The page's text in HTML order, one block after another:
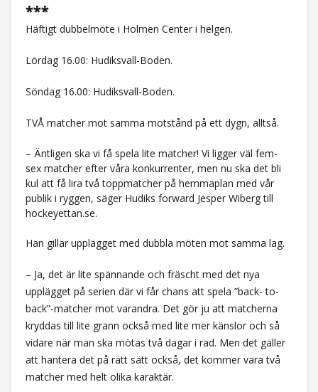
***
Häftigt dubbelmöte i Holmen Center i helgen.
Lördag 16.00: Hudiksvall-Boden.
Söndag 16.00: Hudiksvall-Boden.
TVÅ matcher mot samma motstånd på ett dygn, alltså.
– Äntligen ska vi få spela lite matcher! Vi ligger väl fem-
sex matcher efter våra konkurrenter, men nu ska det bli
kul att få lira två toppmatcher på hemmaplan med vår
publik i ryggen, säger Hudiks forward Jesper Wiberg till
hockeyettan.se.
Han gillar upplägget med dubbla möten mot samma lag.
– Ja, det är lite spännande och fräscht med det nya
upplägget på serien där vi får chans att spela ”back- to-
back”-matcher mot varandra. Det gör ju att matcherna
kryddas till lite grann också med lite mer känslor och så
vidare när man ska mötas två dagar i rad. Men det gäller
att hantera det på rätt sätt också, det kommer vara två
matcher med helt olika karaktär.